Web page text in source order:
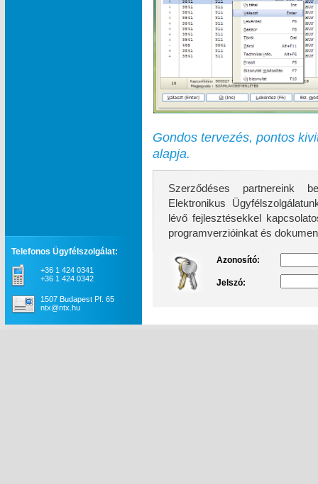
Gondos tervezés, pontos
alapja.
Szerződéses partnereink
Elektronikus Ügyfélszolgálatunk
lévő fejlesztésekkel kapcsolatos
programverzióinkat és
Azonosító:
Jelszó:
Telefonos Ügyfélszolgálat:
+36 1 424 0341
+36 1 424 0342
1507 Budapest Pf. 65
ntx@ntx.hu